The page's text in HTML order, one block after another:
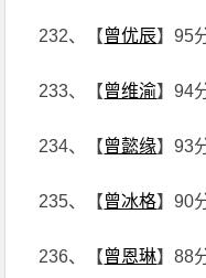
232、【曾优辰】95
233、【曾维渝】94
234、【曾懿缘】93
235、【曾冰格】90
236、【曾恩琳】88